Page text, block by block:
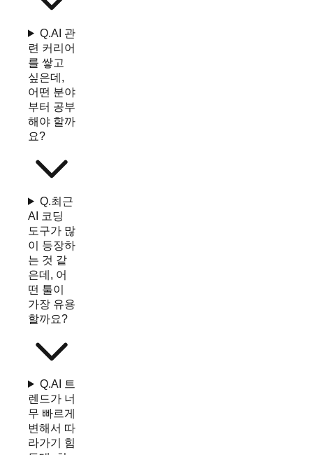
Q.AI 관
련 커리어
를 쌓고
싶은데,
어떤 분야
부터 공부
해야 할까
요?
Q.최근
AI 코딩
도구가 많
이 등장하
는 것 같
은데, 어
떤 툴이
가장 유용
할까요?
Q.AI 트
렌드가 너
무 빠르게
변해서 따
라가기 힘